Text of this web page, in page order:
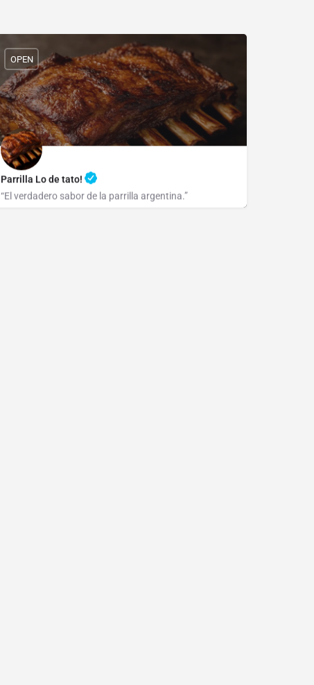
Parrilla Lo de tato!
“El verdadero sabor de la parrilla argentina.”
OPEN